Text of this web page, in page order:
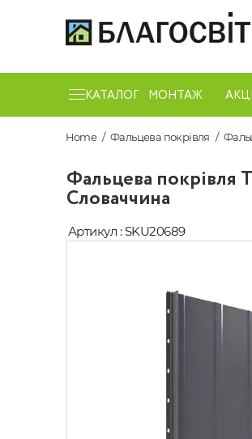
КАТАЛОГ МОНТАЖ
Home Фальцева покрівля
Фальцева покрівля
Словаччина
Артикул : SKU20689